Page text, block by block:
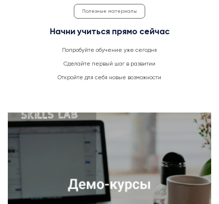
Полезные материалы
Начни учиться прямо сейчас
Попробуйте обучение уже сегодня
Сделайте первый шаг в развитии
Откройте для себя новые возможности